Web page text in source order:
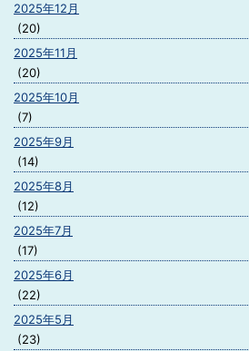
2025年12月
(20)
2025年11月
(20)
2025年10月
(7)
2025年9月
(14)
2025年8月
(12)
2025年7月
(17)
2025年6月
(22)
2025年5月
(23)